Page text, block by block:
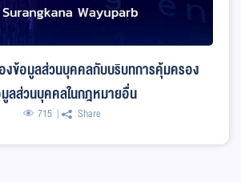
ข้อมูลส่วนบุคคลกับบริบทการคุ้มครอง
ลส่วนบุคคลในกฎหมายอื่น
715 Share